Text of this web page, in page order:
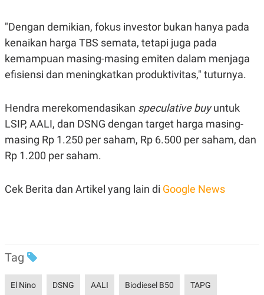
"Dengan demikian, fokus investor bukan hanya pada
kenaikan harga TBS semata, tetapi juga pada
kemampuan masing-masing emiten dalam menjaga
efisiensi dan meningkatkan produktivitas," tuturnya.
Hendra merekomendasikan speculative buyuntuk
LSIP, AALI, dan DSNG dengan target harga masing-
masing Rp 1.250 per saham, Rp 6.500 per saham, dan
Rp 1.200 per saham.
Cek Berita dan Artikel yang lain di Google News
Tag
El Nino DSNG AALI Biodiesel B50 TAPG